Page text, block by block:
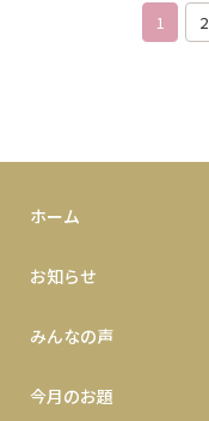
1 2
ホーム
お知らせ
みんなの声
今月のお題